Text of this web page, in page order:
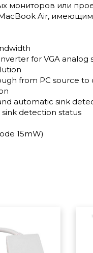
мониторов или
Air,
for VGA analog
from PC source
automatic sink
detection status
15mW)